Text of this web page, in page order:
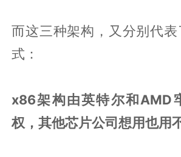
而这三种架构，又分别代
式：
x86架构由英特尔和AMD
权，其他芯片公司想用也用